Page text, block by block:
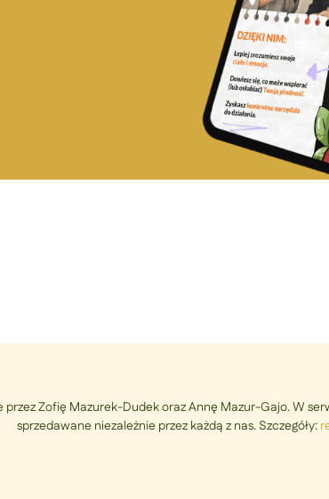
przez Zofię Mazurek-Dudek oraz Annę Mazur-Gajo. W
sprzedawane niezależnie przez każdą z nas. Szczegóły: